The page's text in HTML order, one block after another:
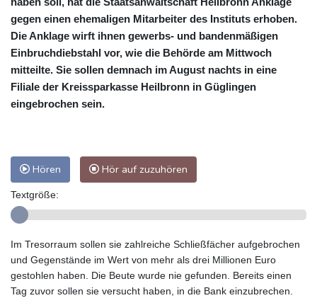
gegen einen ehemaligen Mitarbeiter des Instituts erhoben.
Die Anklage wirft ihnen gewerbs- und bandenmäßigen
Einbruchdiebstahl vor, wie die Behörde am Mittwoch
mitteilte. Sie sollen demnach im August nachts in eine
Filiale der Kreissparkasse Heilbronn in Güglingen
eingebrochen sein.
Hören Hör auf zuzuhören
Textgröße:
Im Tresorraum sollen sie zahlreiche Schließfächer aufgebrochen
und Gegenstände im Wert von mehr als drei Millionen Euro
gestohlen haben. Die Beute wurde nie gefunden. Bereits einen
Tag zuvor sollen sie versucht haben, in die Bank einzubrechen.